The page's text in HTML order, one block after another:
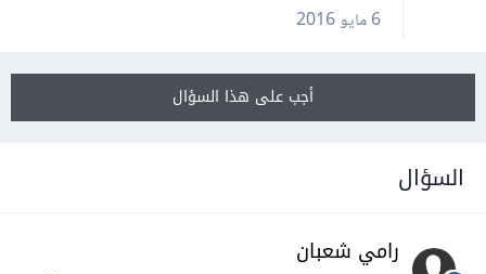
6 مايو 2016
أجب على هذا السؤال
السؤال
رامي شعبان